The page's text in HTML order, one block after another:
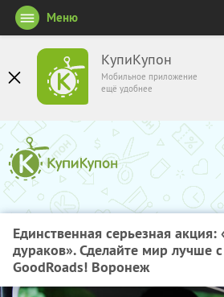
КупиКупон
Мобильное приложение
ещё удобнее
Меню
Единственная серьезная акция:
дураков». Сделайте мир лучше
GoodRoads! Воронеж